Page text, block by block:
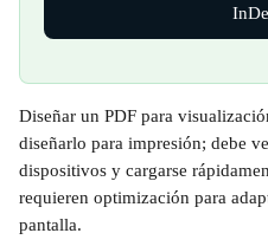
Diseñar un PDF para
diseñarlo para impresión; debe
dispositivos y cargarse
requieren optimización para
pantalla.